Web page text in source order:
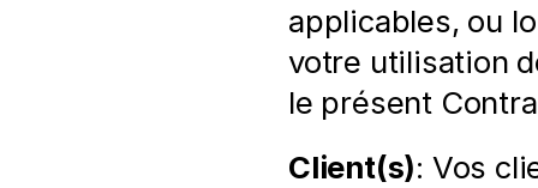
applicables, ou
votre utilisation
le présent
Client(s): Vos